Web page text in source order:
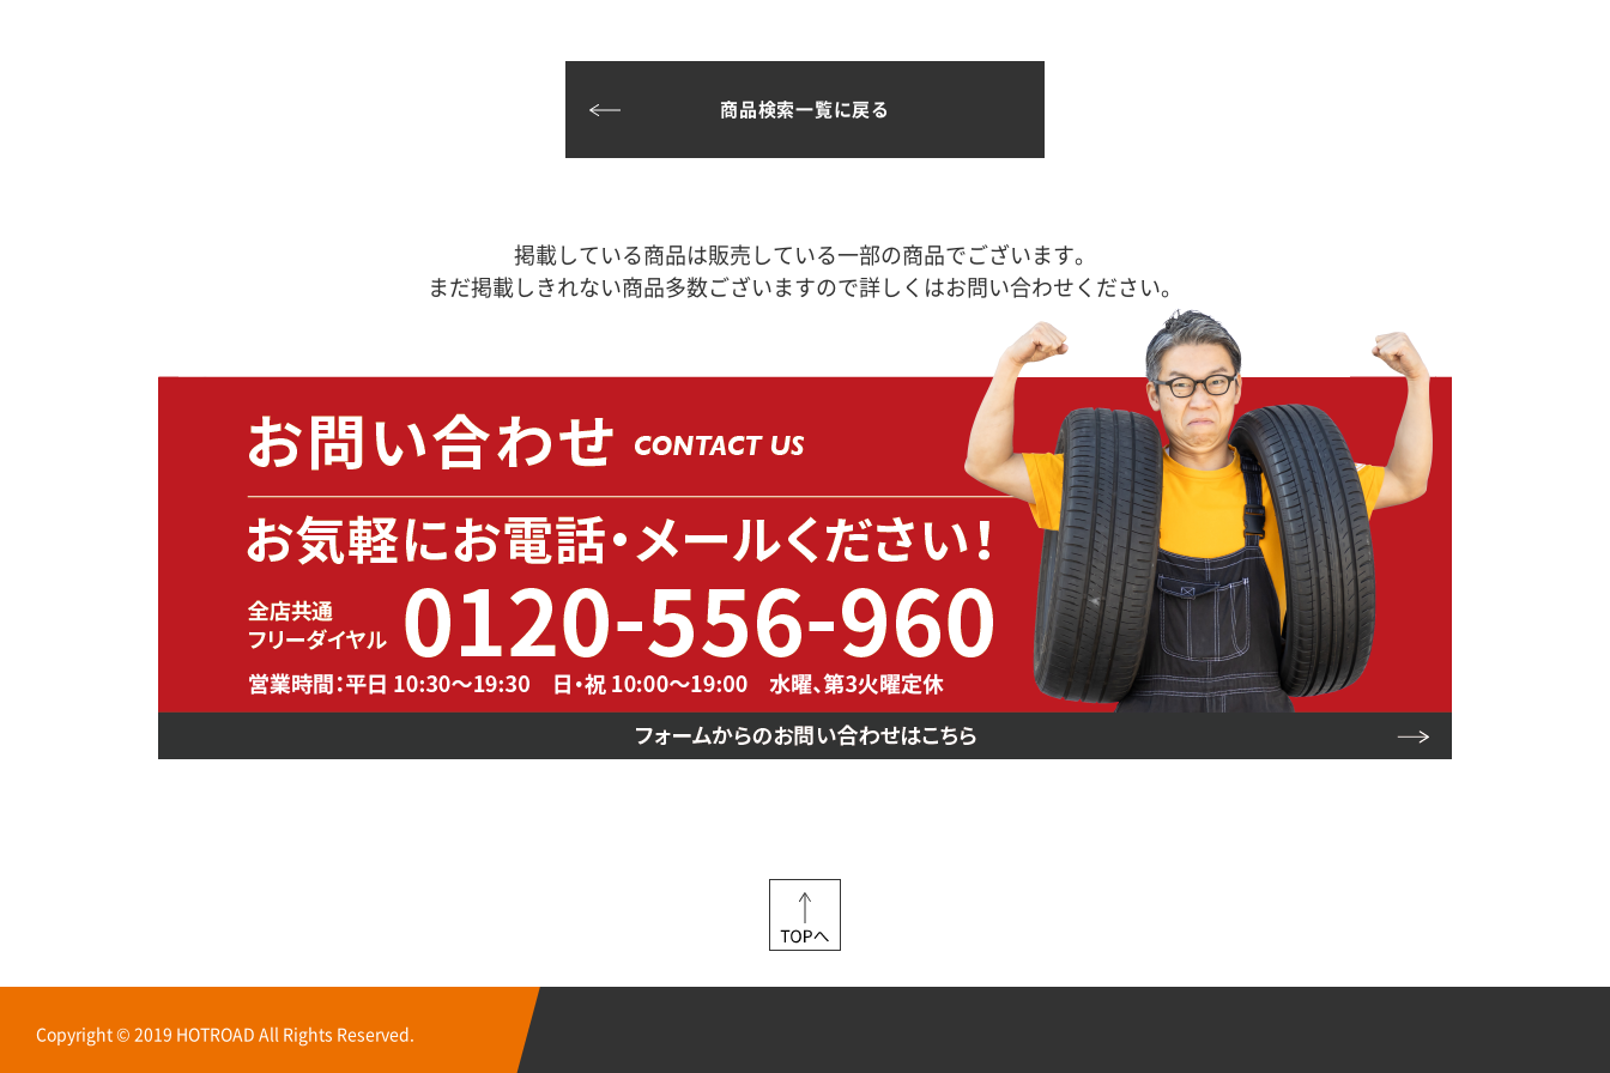
商品検索一覧に戻る
掲載している商品は販売している一部の商品でございます。
まだ掲載しきれない商品多数ございますので詳しくはお問い合わせください。
Copyright © 2019 HOTROAD All Rights Reserved.